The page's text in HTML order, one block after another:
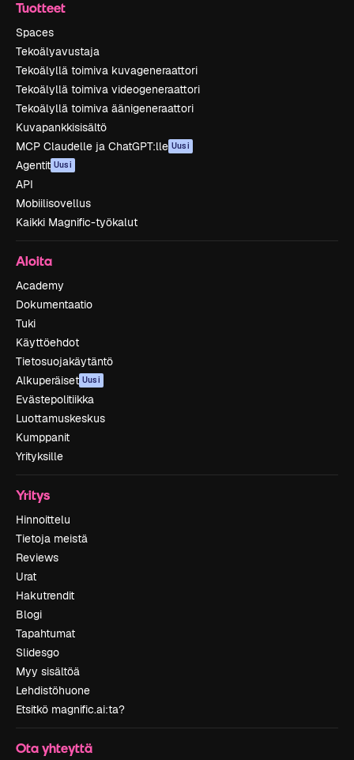
Tuotteet
Spaces
Tekoälyavustaja
Tekoälyllä toimiva kuvageneraattori
Tekoälyllä toimiva videogeneraattori
Tekoälyllä toimiva äänigeneraattori
Kuvapankkisisältö
MCP Claudelle ja ChatGPT:lle Uusi
Agentit Uusi
API
Mobiilisovellus
Kaikki Magnific-työkalut
Aloita
Academy
Dokumentaatio
Tuki
Käyttöehdot
Tietosuojakäytäntö
Alkuperäiset Uusi
Evästepolitiikka
Luottamuskeskus
Kumppanit
Yrityksille
Yritys
Hinnoittelu
Tietoja meistä
Reviews
Urat
Hakutrendit
Blogi
Tapahtumat
Slidesgo
Myy sisältöä
Lehdistöhuone
Etsitkö magnific.ai:ta?
Ota yhteyttä